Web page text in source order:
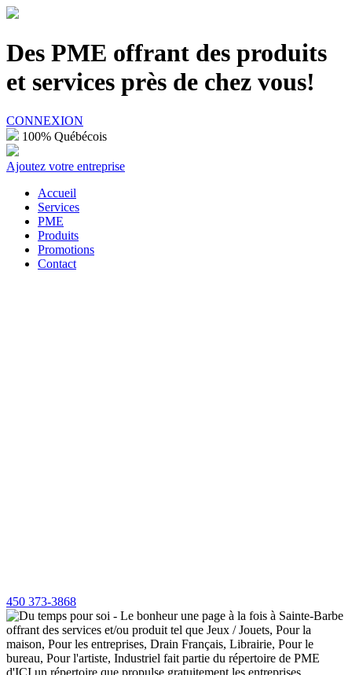
Des PME offrant des produits
et services près de chez vous!
CONNEXION
100% Québécois
Ajoutez votre entreprise
Accueil
Services
PME
Produits
Promotions
Contact
450 373-3868